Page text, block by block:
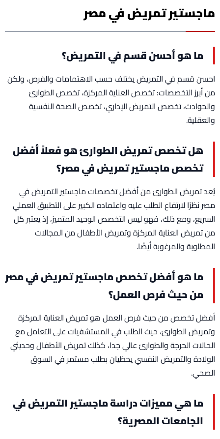
ماجستير تمريض في مصر
ما هو أحسن قسم في التمريض؟
احسن قسم في التمريض يختلف حسب الاهتمامات والفرص، ولكن
من أبرز التخصصات: تخصص العناية المركزة، تخصص الطوارئ
والحوادث، تخصص التمريض الإداري، تخصص الصحة النفسية
والعقلية.
هل تخصص تمريض الطوارئ هو فعلاً أفضل
تخصص ماجستير تمريض في مصر؟
يُعد تمريض الطوارئ من أفضل تخصصات ماجستير التمريض في
مصر نظرًا لارتفاع الطلب عليه واعتماده الكبير على التطبيق العملي
السريع، ومع ذلك، فهو ليس التخصص الوحيد المتميز، إذ يعتبر كل
من تمريض العناية المركزة وتمريض الأطفال من المجالات
المطلوبة والمرغوبة أيضًا.
ما هو أفضل تخصص ماجستير تمريض في مصر
من حيث فرص العمل؟
أفضل تخصص من حيث فرص العمل هو تمريض العناية المركزة
وتمريض الطوارئ، حيث الطلب في المستشفيات على التعامل مع
الحالات الحرجة والطوارئ عالي جدا، كذلك تمريض الأطفال وحديثي
الولادة والتمريض النفسي يحظيان بطلب مستمر في السوق
الصحي.
ما هي مميزات دراسة ماجستير التمريض في
الجامعات المصرية؟